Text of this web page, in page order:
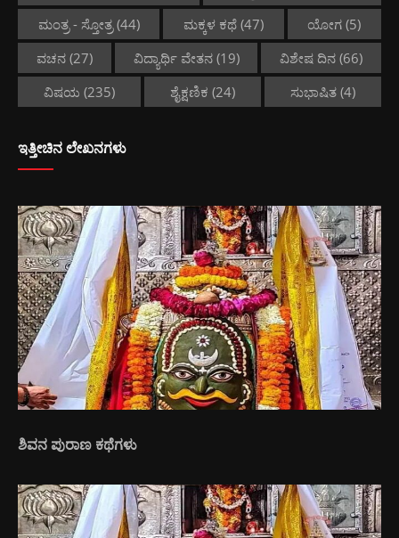
ಮಂತ್ರ - ಸ್ತೋತ್ರ(44) ಮಕ್ಕಳ ಕಥೆ(47) ಯೋಗ (5)
ವಚನ(27) ವಿದ್ಯಾರ್ಥಿ ವೇತನ(19) ವಿಶೇಷ ದಿನ (66)
ವಿಷಯ (235) ಶೈಕ್ಷಣಿಕ (24) ಸುಭಾಷಿತ (4)
ಇತ್ತೀಚಿನ ಲೇಖನಗಳು
ಶಿವನ ಪುರಾಣ ಕಥೆಗಳು